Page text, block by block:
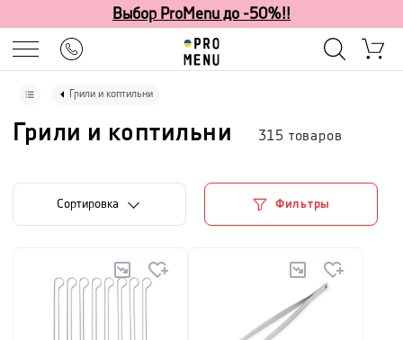
Выбор ProMenu до -50%!!
Грили и коптильни
Грили и коптильни 315 товаров
Cортировка Фильтры